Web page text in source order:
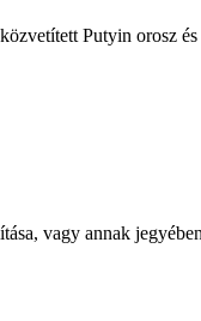
Putyin orosz
vagy annak